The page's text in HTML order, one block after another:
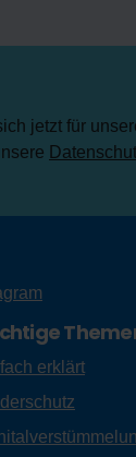
jetzt für
erklärt